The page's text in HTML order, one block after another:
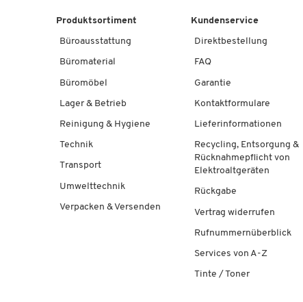
Produktsortiment
Büroausstattung
Büromaterial
Büromöbel
Lager & Betrieb
Reinigung & Hygiene
Technik
Transport
Umwelttechnik
Verpacken & Versenden
Kundenservice
Direktbestellung
FAQ
Garantie
Kontaktformulare
Lieferinformationen
Recycling, Entsorgung &
Rücknahmepflicht von
Elektroaltgeräten
Rückgabe
Vertrag widerrufen
Rufnummernüberblick
Services von A-Z
Tinte / Toner